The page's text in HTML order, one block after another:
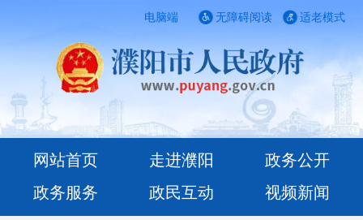
电脑端 适老模式
无障碍阅读
网站首页 走进濮阳
政务公开
政务服务
政民互动 视频新闻